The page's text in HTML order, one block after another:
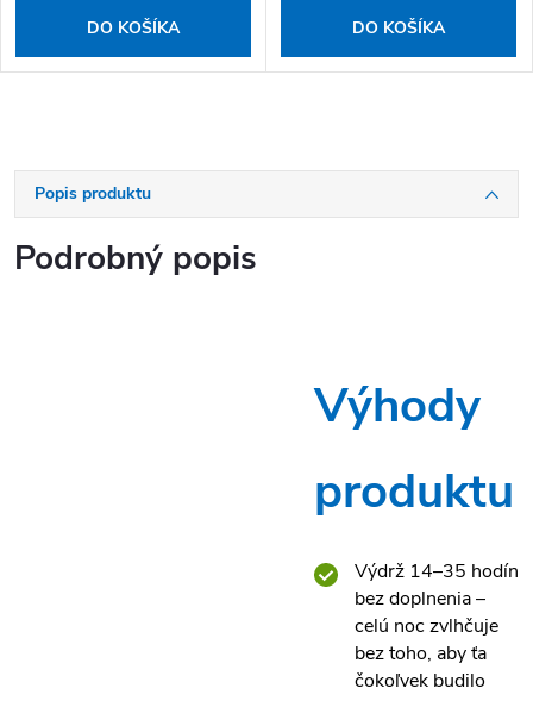
DO KOŠÍKA DO KOŠÍKA
Popis produktu
Podrobný popis
Výhody
produktu
Výdrž 14–35 hodín
bez doplnenia –
celú noc zvlhčuje
bez toho, aby ťa
čokoľvek budilo